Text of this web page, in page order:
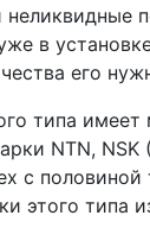
в
его
типа имеет
NTN, NSK
с
этого типа